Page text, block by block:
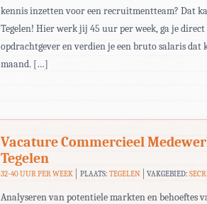
kennis inzetten voor een recruitmentteam? Dat
Tegelen! Hier werk jij 45 uur per week, ga je
opdrachtgever en verdien je een bruto salaris dat
maand. […]
Vacature Commercieel
Tegelen
32-40 UUR PER WEEK PLAATS: TEGELEN VAKGEBIED:
Analyseren van potentiele markten en behoeftes